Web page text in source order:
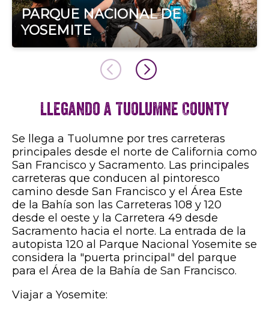
PARQUE NACIONAL DE
YOSEMITE
Llegando a Tuolumne County
Se llega a Tuolumne por tres carreteras
principales desde el norte de California como
San Francisco y Sacramento. Las principales
carreteras que conducen al pintoresco
camino desde San Francisco y el Área Este
de la Bahía son las Carreteras 108 y 120
desde el oeste y la Carretera 49 desde
Sacramento hacia el norte. La entrada de la
autopista 120 al Parque Nacional Yosemite se
considera la "puerta principal" del parque
para el Área de la Bahía de San Francisco.
Viajar a Yosemite: